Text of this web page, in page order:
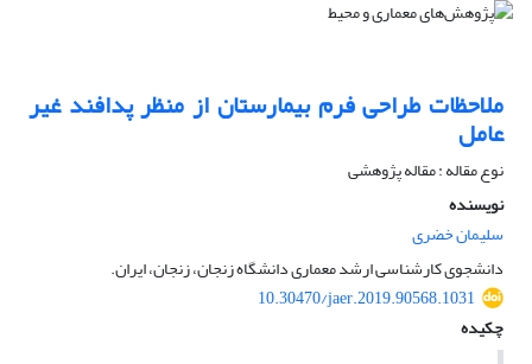
ملاحظات طراحی فرم بیمارستان از منظر پدافند غیر
عامل
نوع مقاله : مقاله پژوهشی
نویسنده
سلیمان خضری
دانشجوی کارشناسی ارشد معماری دانشگاه زنجان، زنجان، ایران.
10.30470/jaer.2019.90568.1031
چکیده